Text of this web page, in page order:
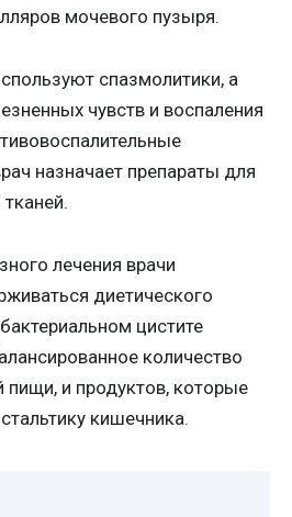
мочевого пузыря.
спазмолитики, а
чувств и воспаления
назначает препараты для
лечения врачи
диетического
цистите
количество
пищи, и продуктов, которые
кишечника.